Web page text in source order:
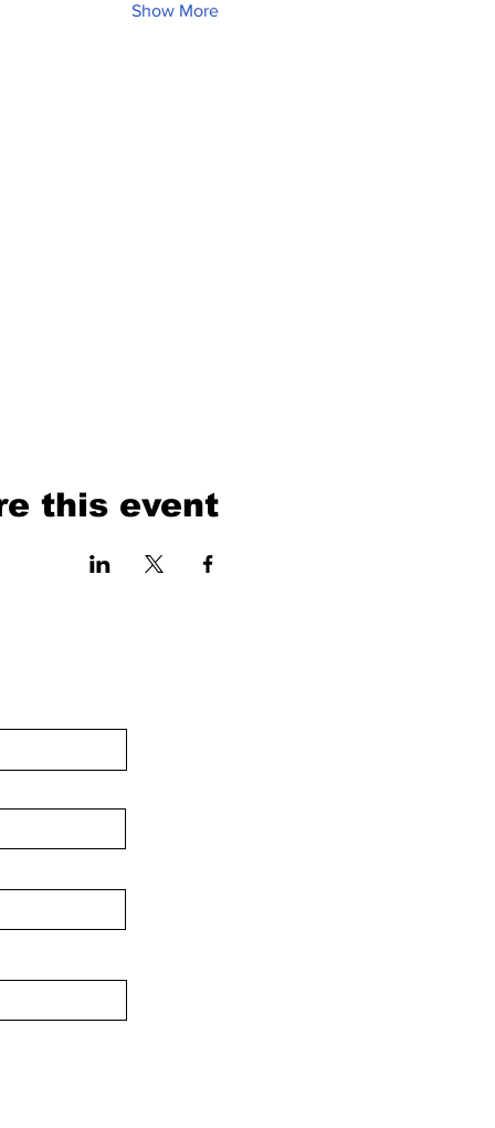
Show More
this event